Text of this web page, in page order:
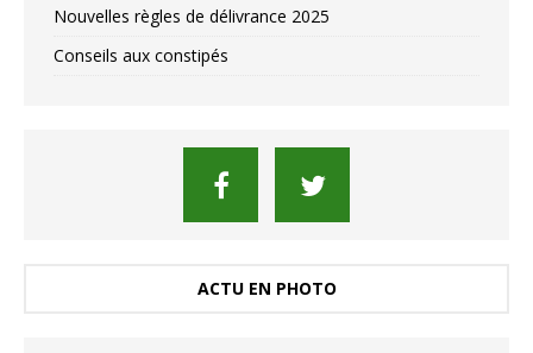
Nouvelles règles de délivrance 2025
Conseils aux constipés
ACTU EN PHOTO